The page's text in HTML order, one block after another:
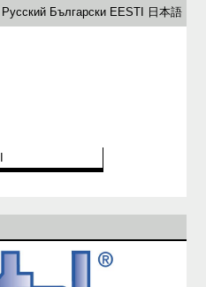
Русский Български EESTI 日本語